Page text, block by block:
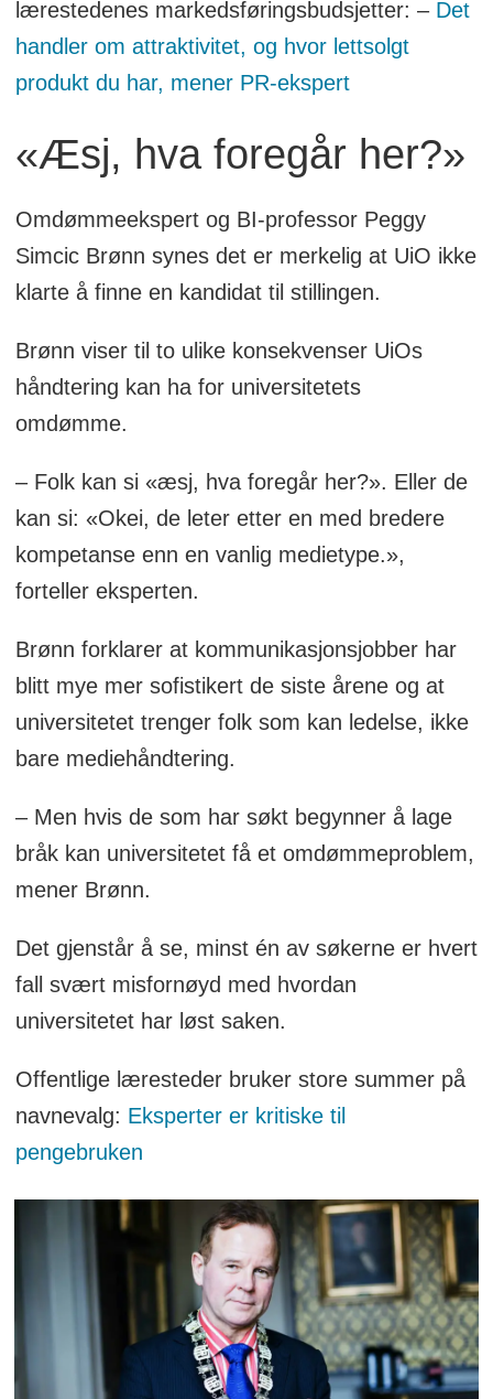
lærestedenes markedsføringsbudsjetter: – Det
handler om attraktivitet, og hvor lettsolgt
produkt du har, mener PR-ekspert
«Æsj, hva foregår her?»
Omdømmeekspert og BI-professor Peggy
Simcic Brønn synes det er merkelig at UiO ikke
klarte å finne en kandidat til stillingen.
Brønn viser til to ulike konsekvenser UiOs
håndtering kan ha for universitetets
omdømme.
– Folk kan si «æsj, hva foregår her?». Eller de
kan si: «Okei, de leter etter en med bredere
kompetanse enn en vanlig medietype.»,
forteller eksperten.
Brønn forklarer at kommunikasjonsjobber har
blitt mye mer sofistikert de siste årene og at
universitetet trenger folk som kan ledelse, ikke
bare mediehåndtering.
– Men hvis de som har søkt begynner å lage
bråk kan universitetet få et omdømmeproblem,
mener Brønn.
Det gjenstår å se, minst én av søkerne er hvert
fall svært misfornøyd med hvordan
universitetet har løst saken.
Offentlige læresteder bruker store summer på
navnevalg: Eksperter er kritiske til
pengebruken